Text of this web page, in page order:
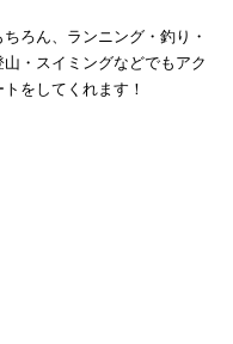
ろん、ランニング・釣り・
・スイミングなどでもアク
をしてくれます！